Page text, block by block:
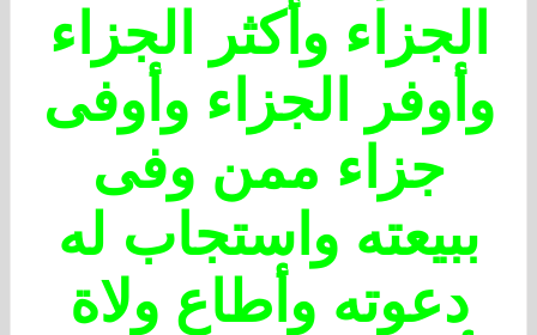
الجزاء وأكثر الجزاء
وأوفر الجزاء وأوفى
جزاء ممن وفى
ببيعته واستجاب له
دعوته وأطاع ولاة